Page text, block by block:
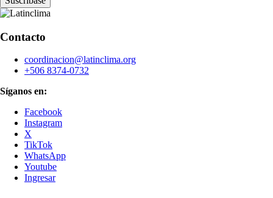
Contacto
coordinacion@latinclima.org
+506 8374-0732
Síganos en:
Facebook
Instagram
X
TikTok
WhatsApp
Youtube
Ingresar